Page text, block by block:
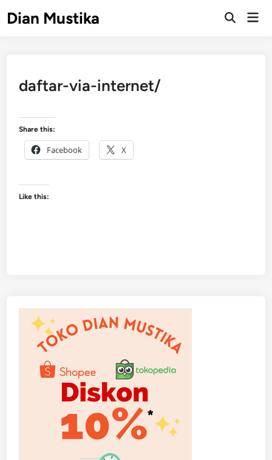
toDian Mustika
Open
daftar-via-internet/
Share this:
Facebook X
Like this: